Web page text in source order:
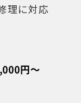
理に対応
円〜